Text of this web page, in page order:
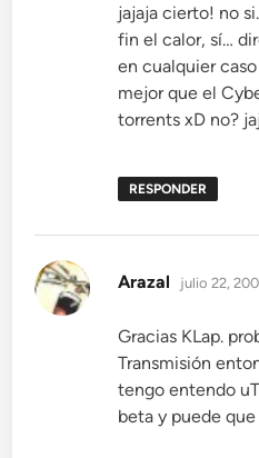
jajaja cierto! no
fin el calor, sí…
en cualquier
mejor que el
torrents xD no?
RESPONDER
Arazal dice:
julio 22,
Gracias KLap.
Transmisión
tengo entendo
beta y puede